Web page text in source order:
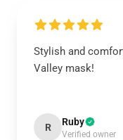
Stylish and
Valley mask!
R Ruby
Verified owner